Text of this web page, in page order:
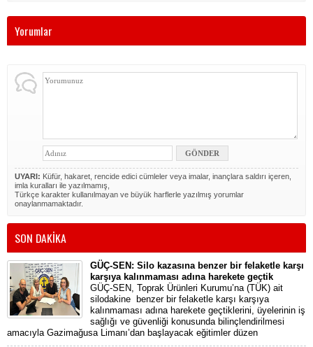
Yorumlar
UYARI: Küfür, hakaret, rencide edici cümleler veya imalar, inançlara saldırı içeren,
imla kuralları ile yazılmamış,
Türkçe karakter kullanılmayan ve büyük harflerle yazılmış yorumlar
onaylanmamaktadır.
SON DAKİKA
GÜÇ-SEN: Silo kazasına benzer bir felaketle karşı
karşıya kalınmaması adına harekete geçtik
GÜÇ-SEN, Toprak Ürünleri Kurumu’na (TÜK) ait
silodakine benzer bir felaketle karşı karşıya
kalınmaması adına harekete geçtiklerini, üyelerinin iş
sağlığı ve güvenliği konusunda bilinçlendirilmesi
amacıyla Gazimağusa Limanı’dan başlayacak eğitimler düzen